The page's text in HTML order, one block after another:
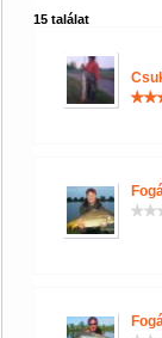
15 találat